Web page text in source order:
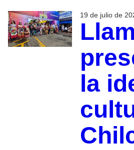
19 de julio de
la